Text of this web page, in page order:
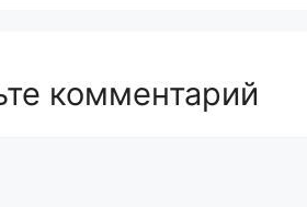
комментарий